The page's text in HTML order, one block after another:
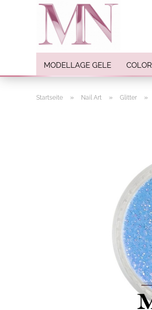
MODELLAGE GELE
Nail
Nail Art
Nail
Glitter
INK
Nail Art
Airbrush
3D Nail
Feine Acrylfarbe
Nail
Startseite » Nail Art » Glitter »